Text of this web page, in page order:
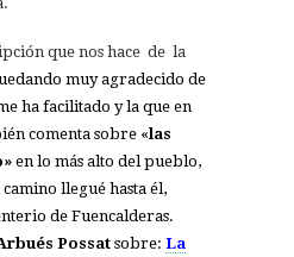
que nos hace de la
muy agradecido de
ha facilitado y la que en
comenta sobre «las
en lo más alto del pueblo,
llegué hasta él,
de Fuencalderas.
Possat sobre: La